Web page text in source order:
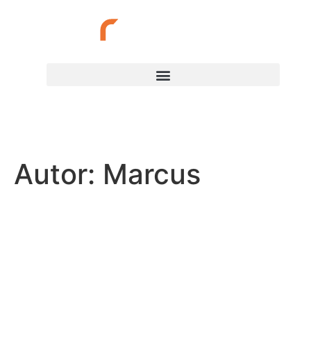
Autor: Marcus